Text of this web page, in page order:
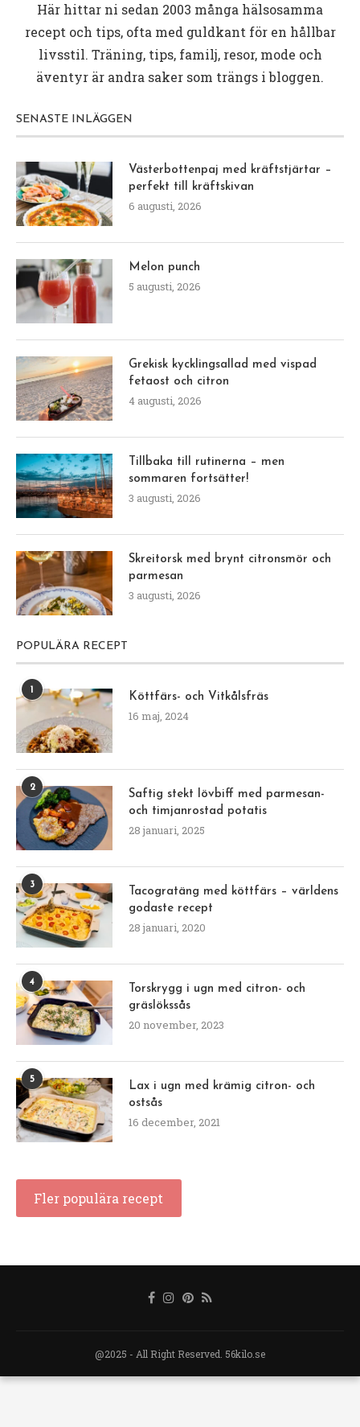
Här hittar ni sedan 2003 många hälsosamma
recept och tips, ofta med guldkant för en hållbar
livsstil. Träning, tips, familj, resor, mode och
äventyr är andra saker som trängs i bloggen.
SENASTE INLÄGGEN
Västerbottenpaj med kräftstjärtar –
perfekt till kräftskivan
6 augusti, 2026
Melon punch
5 augusti, 2026
Grekisk kycklingsallad med vispad
fetaost och citron
4 augusti, 2026
Tillbaka till rutinerna – men
sommaren fortsätter!
3 augusti, 2026
Skreitorsk med brynt citronsmör och
parmesan
3 augusti, 2026
POPULÄRA RECEPT
1
Köttfärs- och Vitkålsfräs
16 maj, 2024
2
Saftig stekt lövbiff med parmesan-
och timjanrostad potatis
28 januari, 2025
3
Tacogratäng med köttfärs – världens
godaste recept
28 januari, 2020
4
Torskrygg i ugn med citron- och
gräslökssås
20 november, 2023
5
Lax i ugn med krämig citron- och
ostsås
16 december, 2021
Fler populära recept
@2025 - All Right Reserved. 56kilo.se